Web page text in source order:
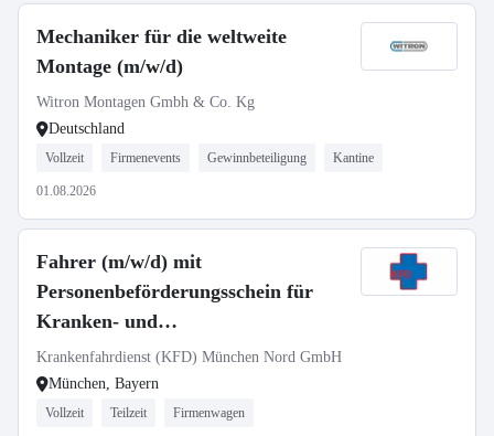
Mechaniker für die weltweite
Montage (m/w/d)
Witron Montagen Gmbh & Co. Kg
Deutschland
Vollzeit Firmenevents Gewinnbeteiligung Kantine
01.08.2026
Fahrer (m/w/d) mit
Personenbeförderungsschein für
Kranken- und
Behindertentransporte Vollzeit /
Teilzeit
Krankenfahrdienst (KFD) München Nord GmbH
München, Bayern
Vollzeit Teilzeit Firmenwagen